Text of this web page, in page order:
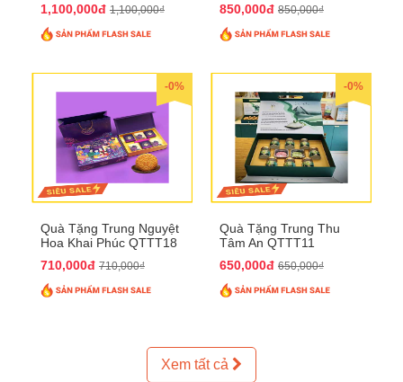
1,100,000đ 1,100,000₫
850,000đ 850,000₫
-0%
Quà Tặng Trung Nguyệt
Hoa Khai Phúc QTTT18
710,000đ 710,000₫
-0%
Quà Tặng Trung Thu
Tâm An QTTT11
650,000đ 650,000₫
Xem tất cả